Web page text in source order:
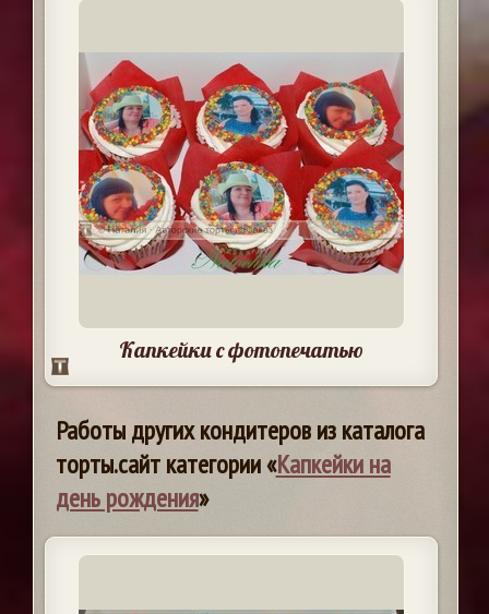
Капкейки с фотопечатью
Работы других кондитеров из каталога
торты.сайт категории «Капкейки на
день рождения»